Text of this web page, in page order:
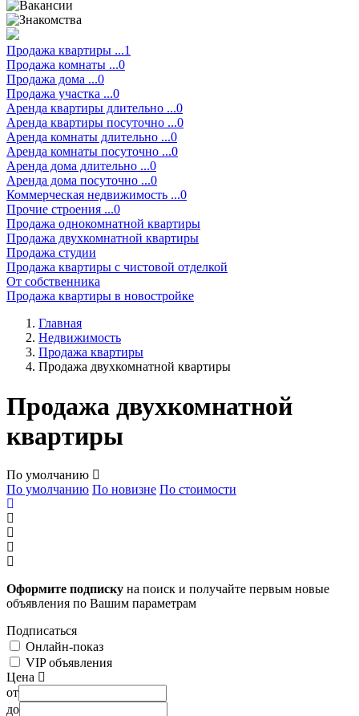
Продажа квартиры ...1
Продажа комнаты ...0
Продажа дома ...0
Продажа участка ...0
Аренда квартиры длительно ...0
Аренда квартиры посуточно ...0
Аренда комнаты длительно ...0
Аренда комнаты посуточно ...0
Аренда дома длительно ...0
Аренда дома посуточно ...0
Коммерческая недвижимость ...0
Прочие строения ...0
Продажа однокомнатной квартиры
Продажа двухкомнатной квартиры
Продажа студии
Продажа квартиры с чистовой отделкой
От собственника
Продажа квартиры в новостройке
Главная
Недвижимость
Продажа квартиры
Продажа двухкомнатной квартиры
Продажа двухкомнатной
квартиры
По умолчанию
По умолчанию По новизне По стоимости
Оформите подписку на поиск и получайте первым новые
объявления по Вашим параметрам
Подписаться
Онлайн-показ
VIP объявления
Цена
от
до